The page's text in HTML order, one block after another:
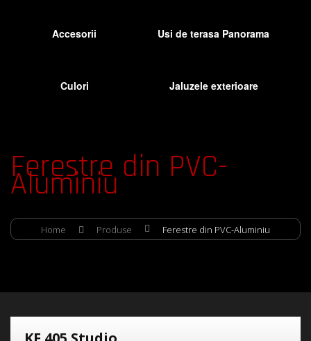
Accesorii Usi de terasa Panorama
Culori Jaluzele exterioare
Ferestre din PVC-
Aluminiu
Home Produse Ferestre din PVC-Aluminiu